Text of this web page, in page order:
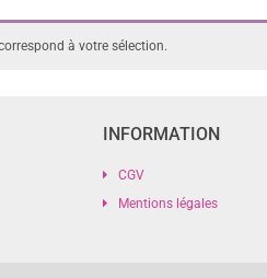
à votre sélection.
INFORMATION
CGV
Mentions légales